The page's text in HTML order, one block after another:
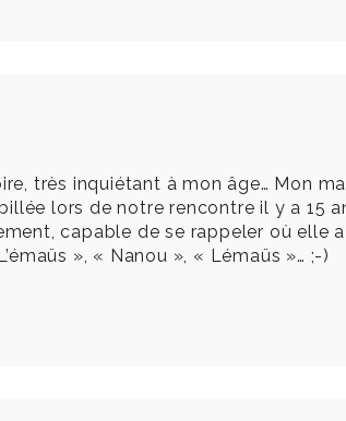
très inquiétant à mon âge… Mon
lors de notre rencontre il y a 15
capable de se rappeler où
», « Nanou », « Lémaüs »… ;-)